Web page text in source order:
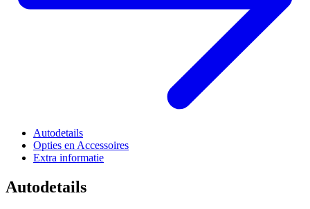
Autodetails
Opties en Accessoires
Extra informatie
Autodetails